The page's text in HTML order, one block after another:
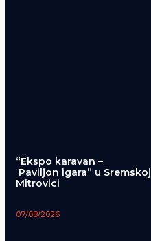
“Ekspo karavan –
Paviljon igara” u Sremskoj
Mitrovici
07/08/2026